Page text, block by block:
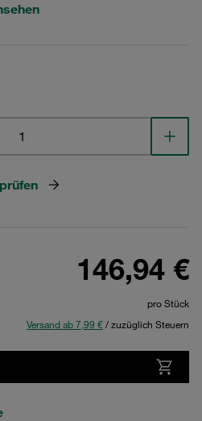
146,94 €
pro Stück
Versand ab 7,99 €/ zuzüglich Steuern